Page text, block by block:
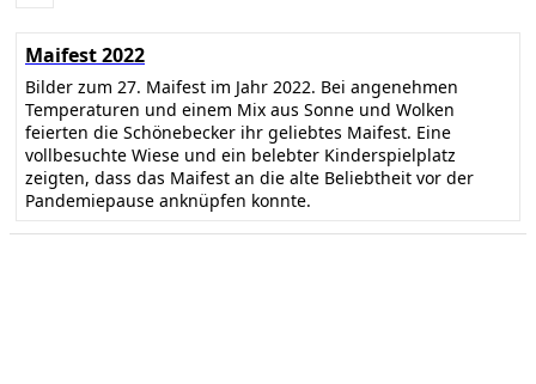
Maifest 2022
Bilder zum 27. Maifest im Jahr 2022. Bei angenehmen
Temperaturen und einem Mix aus Sonne und Wolken
feierten die Schönebecker ihr geliebtes Maifest. Eine
vollbesuchte Wiese und ein belebter Kinderspielplatz
zeigten, dass das Maifest an die alte Beliebtheit vor der
Pandemiepause anknüpfen konnte.